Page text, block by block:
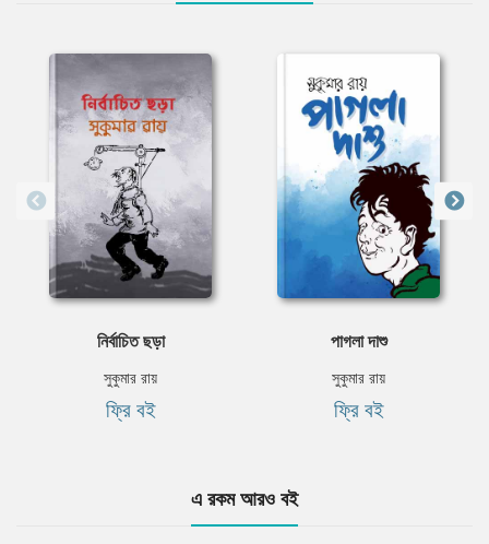
নির্বাচিত ছড়া
সুকুমার রায়
ফ্রি বই
পাগলা দাশু
সুকুমার রায়
ফ্রি বই
এ রকম আরও বই